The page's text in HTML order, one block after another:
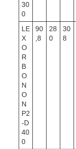
30
0
LE
X
O
R
B
O
N
O
N
P2
-D
40
0
90
,8
28
0
30
8